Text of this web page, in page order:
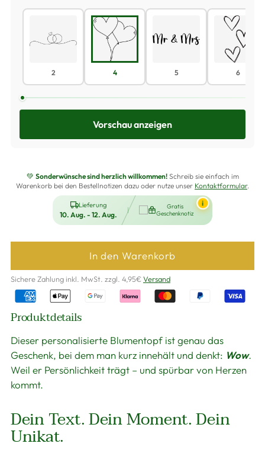
2 4 5 6
Vorschau anzeigen
💚 Sonderwünsche sind herzlich willkommen!Schreib sie einfach im
Warenkorb bei den Bestellnotizen dazu oder nutze unser Kontaktformular.
Lieferung
10. Aug. - 12. Aug.
Gratis
Geschenknotiz
i
In den Warenkorb
Sichere Zahlung inkl. MwSt. zzgl. 4,95€Versand
Produkt
den
Warenkorb
legen
Produktdetails
Dieser personalisierte Blumentopf ist genau das
Geschenk, bei dem man kurz innehält und denkt: Wow.
Weil er Persönlichkeit trägt – und spürbar von Herzen
kommt.
Dein Text. Dein Moment. Dein
Unikat.